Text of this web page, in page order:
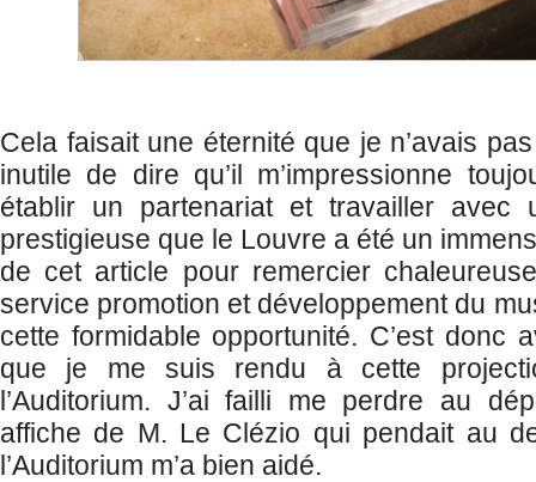
Cela faisait une éternité que je n’avais
inutile de dire qu’il m’impressionne
établir un partenariat et travailler avec
prestigieuse que le Louvre a été un
de cet article pour remercier
service promotion et développement du
cette formidable opportunité. C’est donc
que je me suis rendu à cette
l’Auditorium. J’ai failli me perdre au
affiche de M. Le Clézio qui pendait au
l’Auditorium m’a bien aidé.